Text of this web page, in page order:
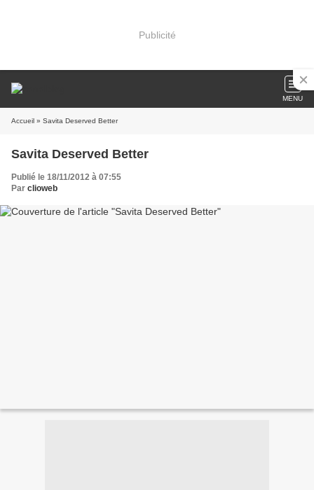
Publicité
MENU
Accueil » Savita Deserved Better
Savita Deserved Better
Publié le 18/11/2012 à 07:55
Par clioweb